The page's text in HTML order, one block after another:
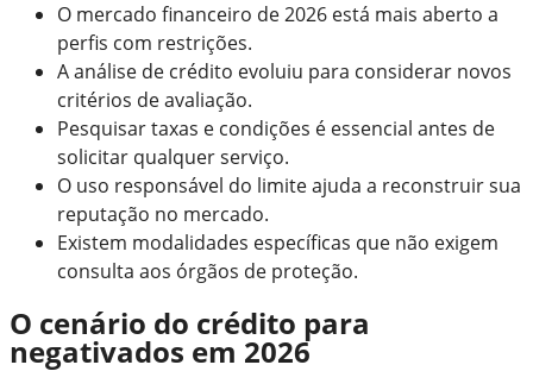
O mercado financeiro de 2026 está mais aberto a
perfis com restrições.
A análise de crédito evoluiu para considerar novos
critérios de avaliação.
Pesquisar taxas e condições é essencial antes de
solicitar qualquer serviço.
O uso responsável do limite ajuda a reconstruir sua
reputação no mercado.
Existem modalidades específicas que não exigem
consulta aos órgãos de proteção.
O cenário do crédito para
negativados em 2026